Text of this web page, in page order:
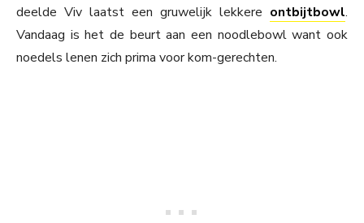
deelde Viv laatst een gruwelijk lekkere ontbijtbowl.
Vandaag is het de beurt aan een noodlebowl want ook
noedels lenen zich prima voor kom-gerechten.